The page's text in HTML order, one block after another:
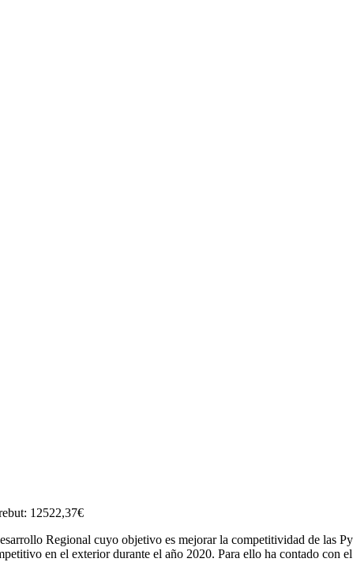
12522,37€
Regional cuyo objetivo es mejorar la competitividad de las
en el exterior durante el año 2020. Para ello ha contado con